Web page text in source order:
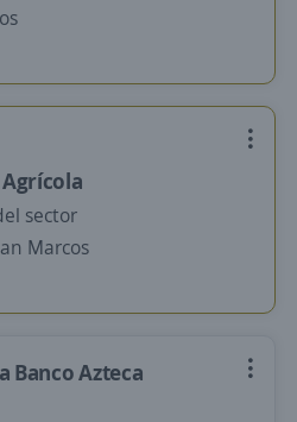
sector
Marcos
Banco Azteca